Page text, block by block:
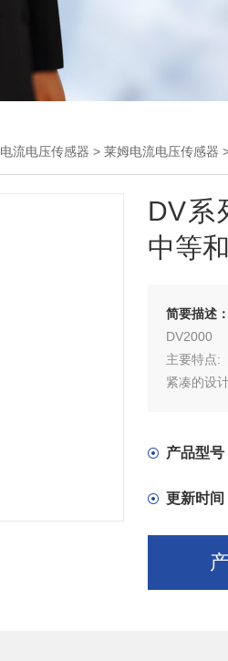
电流电压传感器 > 莱姆电流电压传感器
DV系
中等
简要描述：
DV2000
主要特点:
紧凑的设
水平的绝
的总体:
产品型号
更新时间